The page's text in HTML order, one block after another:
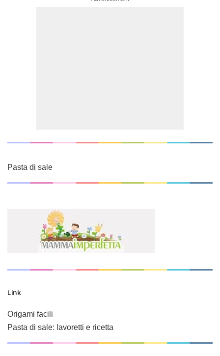
Pasta di sale
Link
Origami facili
Pasta di sale: lavoretti e ricetta